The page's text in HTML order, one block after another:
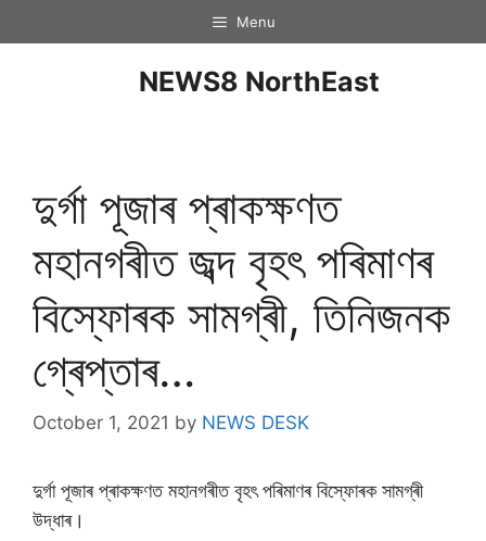
Menu
NEWS8 NorthEast
দুৰ্গা পূজাৰ প্ৰাকক্ষণত
মহানগৰীত জব্দ বৃহৎ পৰিমাণৰ
বিস্ফোৰক সামগ্ৰী, তিনিজনক
গ্ৰেপ্তাৰ…
October 1, 2021 by NEWS DESK
দুৰ্গা পূজাৰ প্ৰাকক্ষণত মহানগৰীত বৃহৎ পৰিমাণৰ বিস্ফোৰক সামগ্ৰী
উদ্ধাৰ।